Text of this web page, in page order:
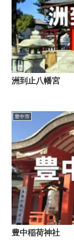
洲到止八幡宮
豊中市
豊中稲荷神社